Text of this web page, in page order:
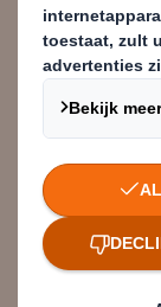
de lat
David
Hoofd